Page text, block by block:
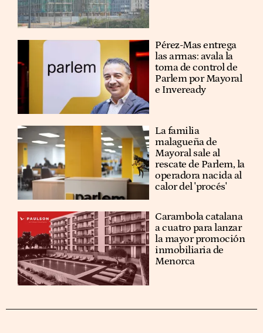
Pérez-Mas entrega
las armas: avala la
toma de control de
Parlem por Mayoral
e Inveready
La familia
malagueña de
Mayoral sale al
rescate de Parlem, la
operadora nacida al
calor del 'procés'
Carambola catalana
a cuatro para lanzar
la mayor promoción
inmobiliaria de
Menorca